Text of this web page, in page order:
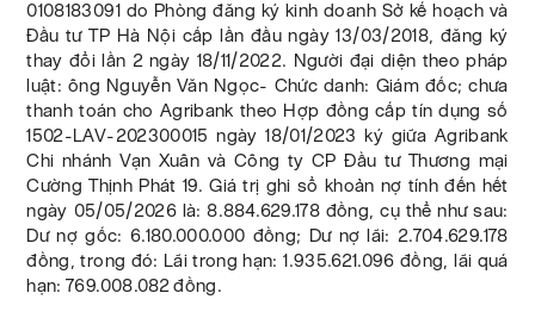
0108183091 do Phòng đăng ký kinh doanh Sở kế hoạch và
Đầu tư TP Hà Nội cấp lần đầu ngày 13/03/2018, đăng ký
thay đổi lần 2 ngày 18/11/2022. Người đại diện theo pháp
luật: ông Nguyễn Văn Ngọc- Chức danh: Giám đốc; chưa
thanh toán cho Agribank theo Hợp đồng cấp tín dụng số
1502-LAV-202300015 ngày 18/01/2023 ký giữa Agribank
Chi nhánh Vạn Xuân và Công ty CP Đầu tư Thương mại
Cường Thịnh Phát 19. Giá trị ghi sổ khoản nợ tính đến hết
ngày 05/05/2026 là: 8.884.629.178 đồng, cụ thể như sau:
Dư nợ gốc: 6.180.000.000 đồng; Dư nợ lãi: 2.704.629.178
đồng, trong đó: Lãi trong hạn: 1.935.621.096 đồng, lãi quá
hạn: 769.008.082 đồng.